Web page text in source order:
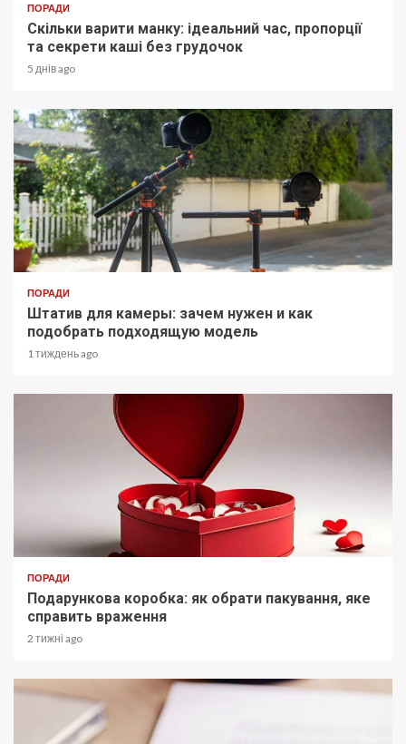
ПОРАДИ
Скільки варити манку: ідеальний час, пропорції
та секрети каші без грудочок
5 днів ago
ПОРАДИ
Штатив для камеры: зачем нужен и как
подобрать подходящую модель
1 тиждень ago
ПОРАДИ
Подарункова коробка: як обрати пакування, яке
справить враження
2 тижні ago